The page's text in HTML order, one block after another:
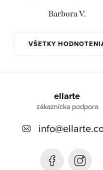
VŠETKY
Barbora V.
ellarte
info@